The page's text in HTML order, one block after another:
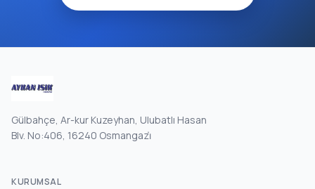
Gülbahçe, Ar-kur Kuzeyhan, Ulubatlı Hasan
Blv. No:406, 16240 Osmangazi̇
KURUMSAL